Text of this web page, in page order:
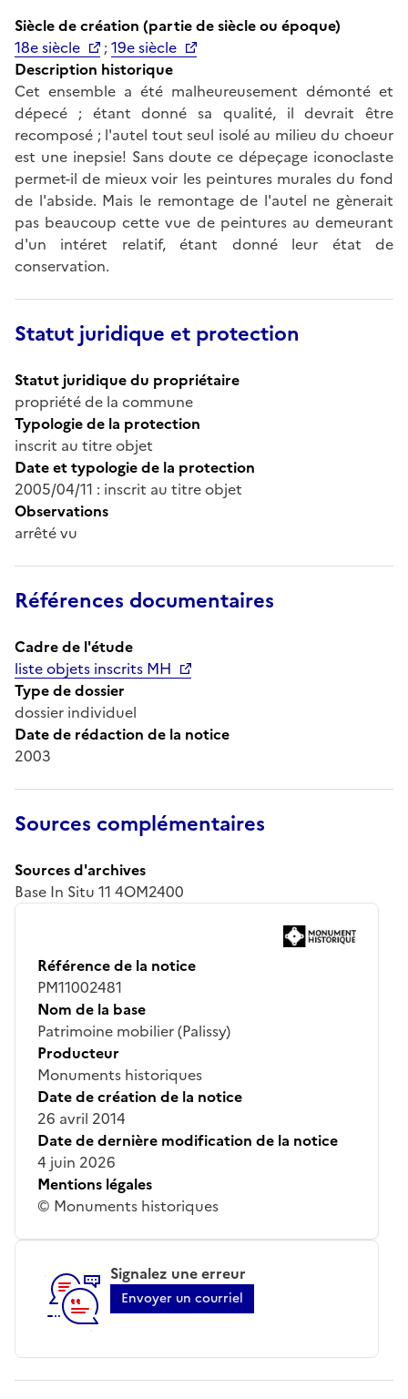
Siècle de création (partie de siècle ou époque)
18e siècle
;19e siècle
Description historique
Cet ensemble a été malheureusement démonté et
dépecé ; étant donné sa qualité, il devrait être
recomposé ; l'autel tout seul isolé au milieu du choeur
est une inepsie! Sans doute ce dépeçage iconoclaste
permet-il de mieux voir les peintures murales du fond
de l'abside. Mais le remontage de l'autel ne gènerait
pas beaucoup cette vue de peintures au demeurant
d'un intéret relatif, étant donné leur état de
conservation.
Statut juridique et protection
Statut juridique du propriétaire
propriété de la commune
Typologie de la protection
inscrit au titre objet
Date et typologie de la protection
2005/04/11 : inscrit au titre objet
Observations
arrêté vu
Références documentaires
Cadre de l'étude
liste objets inscrits MH
Type de dossier
dossier individuel
Date de rédaction de la notice
2003
Sources complémentaires
Sources d'archives
Base In Situ 11 4OM2400
Référence de la notice
PM11002481
Nom de la base
Patrimoine mobilier (Palissy)
Producteur
Monuments historiques
Date de création de la notice
26 avril 2014
Date de dernière modification de la notice
4 juin 2026
Mentions légales
© Monuments historiques
Signalez une erreur
Envoyer un courriel